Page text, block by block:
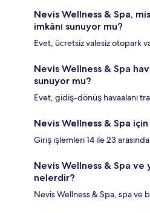
Nevis Wellness & Spa,
imkânı sunuyor mu?
Evet, ücretsiz valesiz otopark
Nevis Wellness & Spa
sunuyor mu?
Evet, gidiş-dönüş havaalanı
Nevis Wellness & Spa
Giriş işlemleri 14 ile 23
Nevis Wellness & Spa ve
nelerdir?
Nevis Wellness & Spa, spa ve